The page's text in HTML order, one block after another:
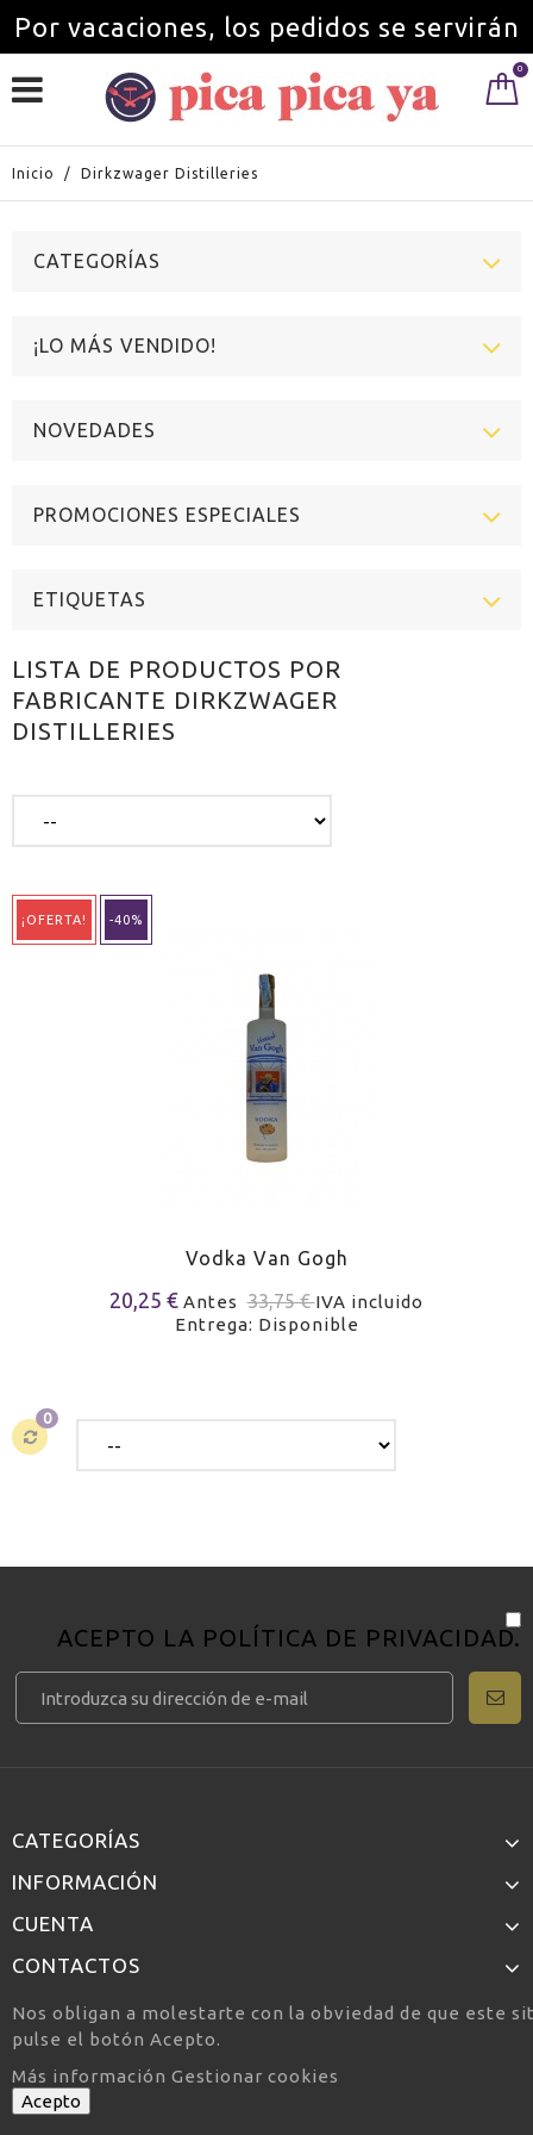
Por vacaciones, los pedidos se servirán
a partir del 1 de septiembre.
0
Inicio / Dirkzwager Distilleries
CATEGORÍAS
¡LO MÁS VENDIDO!
NOVEDADES
PROMOCIONES ESPECIALES
ETIQUETAS
LISTA DE PRODUCTOS POR
FABRICANTE DIRKZWAGER
DISTILLERIES
¡OFERTA! -40%
Vodka Van Gogh
20,25 €Antes 33,75 €IVA incluido
Entrega: Disponible
0
ACEPTO LA POLÍTICA DE PRIVACIDAD.
CATEGORÍAS
INFORMACIÓN
CUENTA
CONTACTOS
Nos obligan a molestarte con la obviedad de que este
pulse el botón Acepto.
Más información Gestionar cookies
Acepto